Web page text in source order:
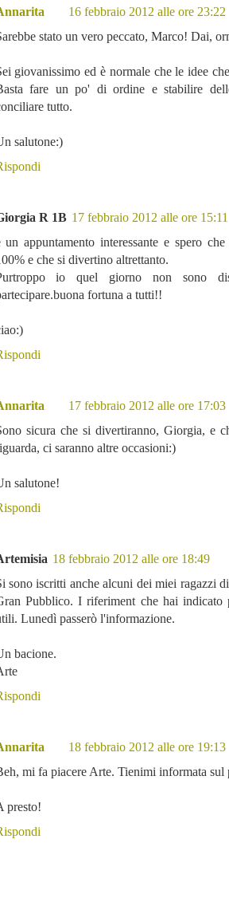
16 febbraio 2012 alle ore 23:22
stato un vero peccato, Marco! Dai,
giovanissimo ed è normale che le idee
fare un po' di ordine e stabilire
tutto.
salutone:)
R 1B 17 febbraio 2012 alle ore 15:11
un appuntamento interessante e spero
e che si divertino altrettanto.
io quel giorno non sono
fortuna a tutti!!
17 febbraio 2012 alle ore 17:03
sicura che si divertiranno, Giorgia, e
ci saranno altre occasioni:)
salutone!
18 febbraio 2012 alle ore 18:49
sono iscritti anche alcuni dei miei ragazzi
Pubblico. I riferiment che hai indicato
Lunedì passerò l'informazione.
bacione.
18 febbraio 2012 alle ore 19:13
mi fa piacere Arte. Tienimi informata sul
presto!